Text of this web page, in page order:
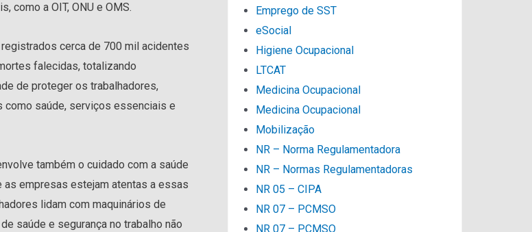
como a OIT, ONU e OMS.
cerca de 700 mil acidentes
falecidas, totalizando
de proteger os trabalhadores,
como saúde, serviços essenciais e
também o cuidado com a saúde
empresas estejam atentas a essas
lidam com maquinários de
saúde e segurança no trabalho não
Emprego de SST
eSocial
Higiene Ocupacional
LTCAT
Medicina Ocupacional
Medicina Ocupacional
Mobilização
NR – Norma Regulamentadora
NR – Normas Regulamentadoras
NR 05 – CIPA
NR 07 – PCMSO
NR 07 – PCMSO